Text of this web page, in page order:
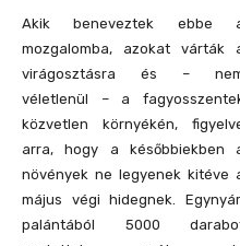
Akik beneveztek ebbe
mozgalomba, azokat várták
virágosztásra és –
véletlenül – a
közvetlen környékén,
arra, hogy a későbbiekben
növények ne legyenek kitéve
május végi hidegnek.
palántából 5000